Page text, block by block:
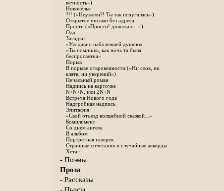
вечность»)
Новоселье
?!! («Неужели?! Ты так испугалась»)
Открытое письмо без адреса
Прости («Прости! довольно...»)
Ода
Загадки
«Уж давно наболевшей душою»
«Ты помнишь, как ночь та была
беспросветна»
Порыв
В порыве откровенности («Ни слов, ни
клятв, ни уверений»)
Печальный роман
Надпись на карточке
N+N+N, или 2N+N
Встреча Нового года
Надгробная надпись
Эпитафия
«Свой отъезд волшебной сказкой...»
Комплимент
Со днем ангела
В альбом
Портретная галерея
Странные сочетания и случайные аккорды
Хетаг
- Поэмы
Проза
- Рассказы